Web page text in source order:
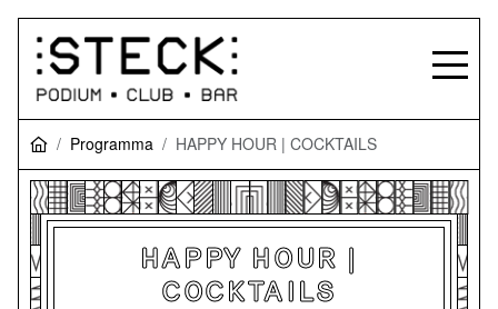
Programma HAPPY HOUR | COCKTAILS
HAPPY HOUR |
COCKTAILS